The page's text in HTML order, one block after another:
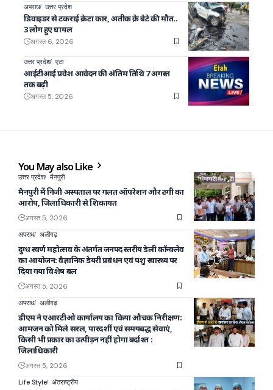
अपराध उत्तर प्रदेश
डिवाइडर से टकराई क्रेटा कार, अतीक क़े बेटे की मौत..
3 लोग हुए घायल
अगस्त 6, 2026
उत्तर प्रदेश एटा
आईटीआई प्रवेश आवेदन की अंतिम तिथि 7 अगस्त
तक बढ़ी
अगस्त 5, 2026
You May also Like
उत्तर प्रदेश मैनपुरी
मैनपुरी में निजी अस्पताल पर गलत ऑपरेशन और ठगी का
आरोप, जिलाधिकारी से शिकायत
अगस्त 5, 2026
अपराध अलीगढ़
दुग्ध स्वर्ण महोत्सव के अंतर्गत जनपद स्तरीय डेली कॉन्क्लेव
का आयोजन: वैज्ञानिक डेयरी प्रबंधन एवं पशु स्वास्थ्य पर
दिया गया विशेष बल
अगस्त 5, 2026
अपराध अलीगढ़
डीएम ने एआरटीओ कार्यालय का किया औचक निरीक्षण:
आमजन को मिले सरल, पारदर्शी एवं समयबद्ध सेवाएं,
किसी भी प्रकार का उत्पीड़न नहीं होगा बर्दाश्त :
जिलाधिकारी
अगस्त 5, 2026
Life Style अंतराष्ट्रीय